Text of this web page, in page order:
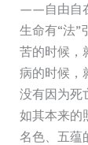
——自由自
生命有“法
苦的时候，
病的时候，
没有因为死
如其本来
名色、五蕴